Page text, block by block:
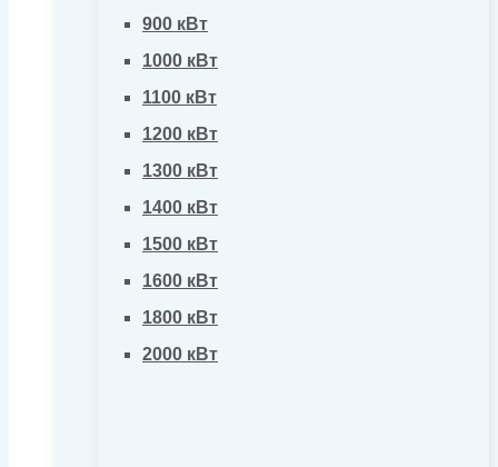
900 кВт
1000 кВт
1100 кВт
1200 кВт
1300 кВт
1400 кВт
1500 кВт
1600 кВт
1800 кВт
2000 кВт